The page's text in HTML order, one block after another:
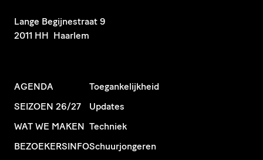
​Lange Begijnestraat 9
2011 HH Haarlem
AGENDA
SEIZOEN 26/27
WAT WE MAKEN
BEZOEKERSINFO
Toegankelijkheid
Updates
Techniek
Schuurjongeren